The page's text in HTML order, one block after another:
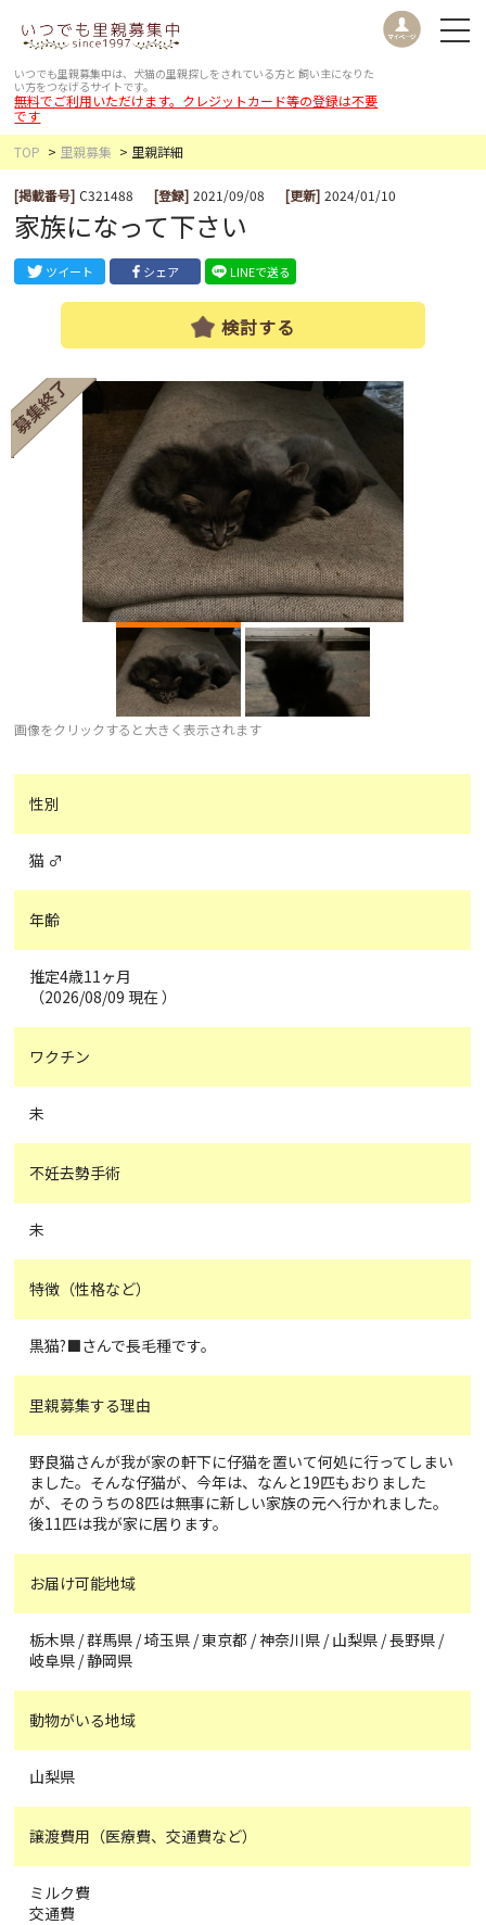
いつでも里親募集中は、犬猫の里親探しをされている方と 飼い主になりた
い方をつなげるサイトです。
無料でご利用いただけます。クレジットカード等の登録は不要
です
TOP
里親募集 里親詳細
[掲載番号] C321488 [登録] 2021/09/08 [更新] 2024/01/10
家族になって下さい
ツイート シェア LINEで送る
検討する
画像をクリックすると大きく表示されます
性別
猫 ♂
年齢
推定4歳11ヶ月
（2026/08/09 現在 ）
ワクチン
未
不妊去勢手術
未
特徴（性格など）
黒猫?‍⬛さんで長毛種です。
里親募集する理由
野良猫さんが我が家の軒下に仔猫を置いて何処に行ってしまい
ました。そんな仔猫が、今年は、なんと19匹もおりました
が、そのうちの8匹は無事に新しい家族の元へ行かれました。
後11匹は我が家に居ります。
お届け可能地域
栃木県 / 群馬県 / 埼玉県 / 東京都 / 神奈川県 / 山梨県 / 長野県 /
岐阜県 / 静岡県
動物がいる地域
山梨県
譲渡費用（医療費、交通費など）
ミルク費
交通費